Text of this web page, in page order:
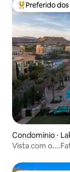
Entre os
Preferido
Condomínio ⋅
Vista com